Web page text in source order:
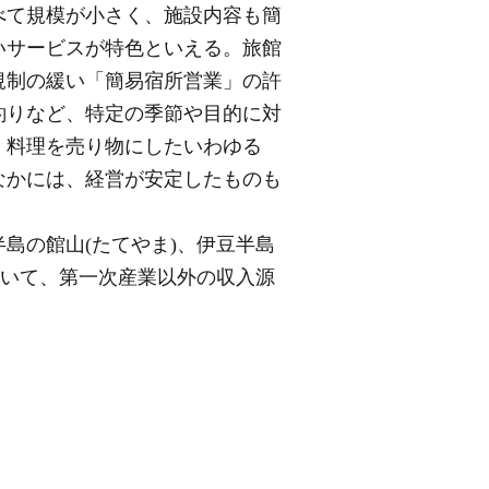
規模が小さく、施設内容も簡
ービスが特色といえる。旅館
の緩い「簡易宿所営業」の許
など、特定の季節や目的に対
理を売り物にしたいわゆる
には、経営が安定したものも
の館山(たてやま)、伊豆半島
て、第一次産業以外の収入源